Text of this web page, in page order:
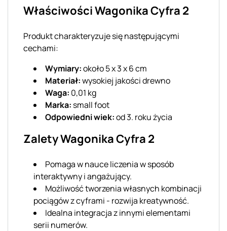
Właściwości Wagonika Cyfra 2
Produkt charakteryzuje się następującymi
cechami:
Wymiary:około 5 x 3 x 6 cm
Materiał:wysokiej jakości drewno
Waga: 0,01 kg
Marka: small foot
Odpowiedni wiek:od 3. roku życia
Zalety Wagonika Cyfra 2
Pomaga w nauce liczenia w sposób
interaktywny i angażujący.
Możliwość tworzenia własnych kombinacji
pociągów z cyframi - rozwija kreatywność.
Idealna integracja z innymi elementami
serii numerów.